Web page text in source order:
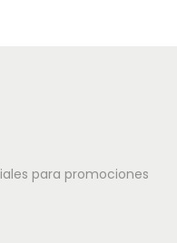
para promociones